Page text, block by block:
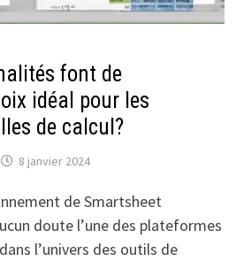
font de
idéal pour les
de calcul?
8 janvier 2024
de Smartsheet
doute l’une des plateformes
l’univers des outils de